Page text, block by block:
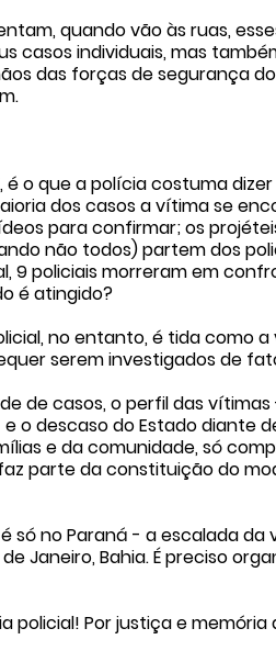
quando vão às ruas,
casos individuais, mas
das forças de segurança
é o que a polícia costuma
dos casos a vítima se
para confirmar; os
não todos) partem dos
9 policiais morreram em
é atingido?
no entanto, é tida como
serem investigados de
de casos, o perfil das
o descaso do Estado diante
e da comunidade, só
parte da constituição do
só no Paraná - a escalada
de Janeiro, Bahia. É preciso
policial! Por justiça e